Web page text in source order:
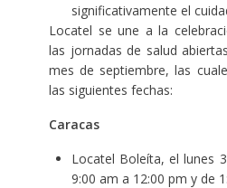
significativamente el
Locatel se une a la
las jornadas de salud
mes de septiembre, las
las siguientes fechas:
Caracas
Locatel Boleíta, el lunes
9:00 am a 12:00 pm y de